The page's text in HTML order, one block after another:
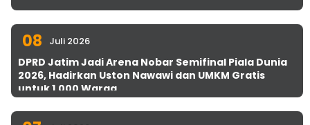
08 Juli 2026
DPRD Jatim Jadi Arena Nobar Semifinal Piala Dunia
2026, Hadirkan Uston Nawawi dan UMKM Gratis
untuk 1.000 Warga